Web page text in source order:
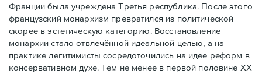
Франции была учреждена Третья республика. После этого
французский монархизм превратился из политической
скорее в эстетическую категорию. Восстановление
монархии стало отвлечённой идеальной целью, а на
практике легитимисты сосредоточились на идее реформ в
консервативном духе. Тем не менее в первой половине ХХ